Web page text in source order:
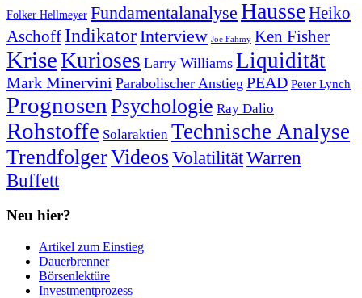
Folker Hellmeyer Fundamentalanalyse HausseHeiko
Aschoff IndikatorInterview Joe Fahmy Ken Fisher
KriseKurioses Larry Williams Liquidität
Mark Minervini Parabolischer Anstieg PEAD Peter Lynch
Prognosen Psychologie Ray Dalio
Rohstoffe Solaraktien Technische Analyse
TrendfolgerVideosVolatilitätWarren
Buffett
Neu hier?
Artikel zum Einstieg
Dauerbrenner
Börsenlektüre
Investmentprozess